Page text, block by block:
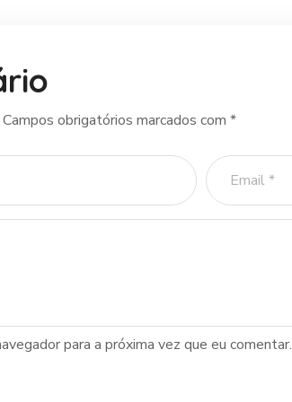
Campos obrigatórios marcados com *
para a próxima vez que eu comentar.